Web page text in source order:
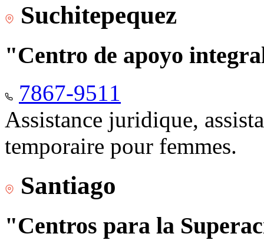
Suchitepequez
"Centro de apoyo
7867-9511
Assistance juridique,
temporaire pour femmes.
Santiago
"Centros para la